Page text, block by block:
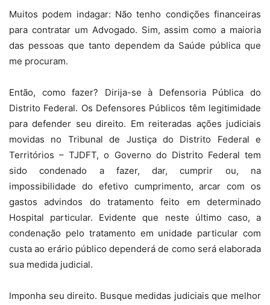
Muitos podem indagar: Não tenho condições financeiras
para contratar um Advogado. Sim, assim como a maioria
das pessoas que tanto dependem da Saúde pública que
me procuram.
Então, como fazer? Dirija-se à Defensoria Pública do
Distrito Federal. Os Defensores Públicos têm legitimidade
para defender seu direito. Em reiteradas ações judiciais
movidas no Tribunal de Justiça do Distrito Federal e
Territórios – TJDFT, o Governo do Distrito Federal tem
sido condenado a fazer, dar, cumprir ou, na
impossibilidade do efetivo cumprimento, arcar com os
gastos advindos do tratamento feito em determinado
Hospital particular. Evidente que neste último caso, a
condenação pelo tratamento em unidade particular com
custa ao erário público dependerá de como será elaborada
sua medida judicial.
Imponha seu direito. Busque medidas judiciais que melhor